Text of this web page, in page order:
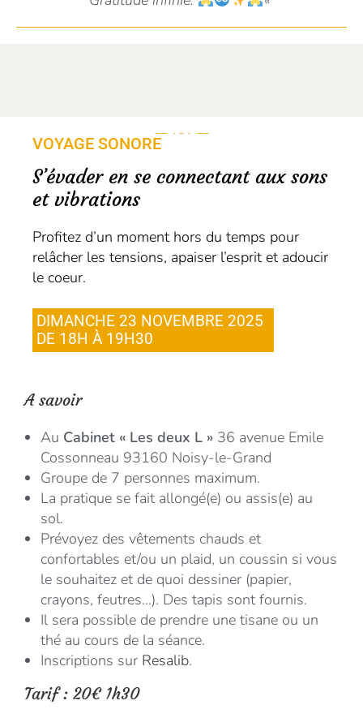
VOYAGE SONORE
S’évader en se connectant aux sons
et vibrations
Profitez d’un moment hors du temps pour
relâcher les tensions, apaiser l’esprit et adoucir
le coeur.
DIMANCHE 23 NOVEMBRE 2025
DE 18H À 19H30
A savoir
Au Cabinet « Les deux L » 36 avenue Emile
Cossonneau 93160 Noisy-le-Grand
Groupe de 7 personnes maximum.
La pratique se fait allongé(e) ou assis(e) au
sol.
Prévoyez des vêtements chauds et
confortables et/ou un plaid, un coussin si vous
le souhaitez et de quoi dessiner (papier,
crayons, feutres…). Des tapis sont fournis.
Il sera possible de prendre une tisane ou un
thé au cours de la séance.
Inscriptions sur Resalib.
Tarif : 20€ 1h30